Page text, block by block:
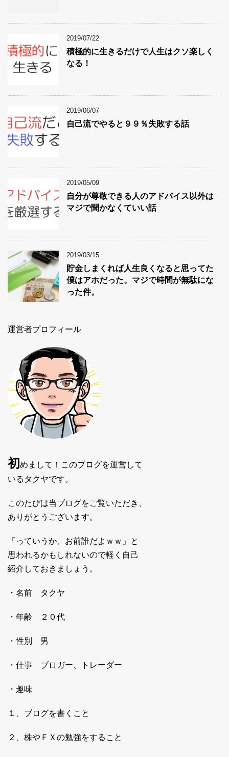
2019/07/22
積極的に生きるだけで人生はクソ楽しく
なる！
2019/06/07
自己流でやると９９％失敗する話
2019/05/09
自分が尊敬できる人のアドバイス以外は
マジで聞かなくていい話
2019/03/15
貯金しまくれば人生良くなると思ってた
僕はアホだった。マジで時間が無駄にな
った件。
運営者プロフィール
初めまして！このブログを運営して
いるタクヤです。
このたびは当ブログをご覧いただき、
ありがとうございます。
「っていうか、お前誰だよｗｗ」と
思われるかもしれないので軽く自己
紹介しておきましょう。
・名前 タクヤ
・年齢 ２０代
・性別 男
・仕事 ブロガー、トレーダー
・趣味
１、ブログを書くこと
２、株やＦＸの勉強をすること